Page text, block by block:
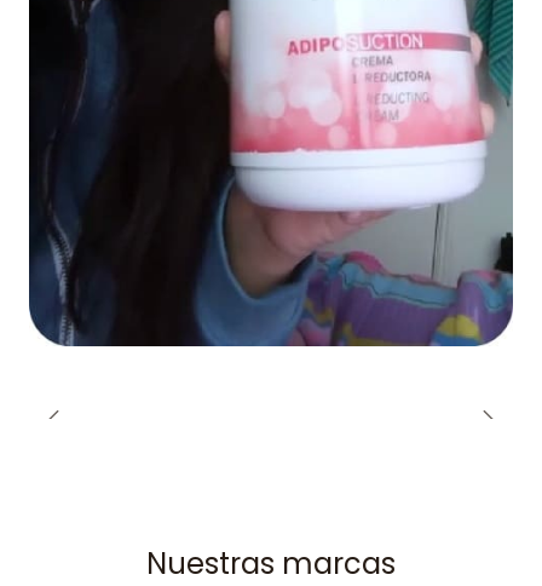
Nuestras marcas